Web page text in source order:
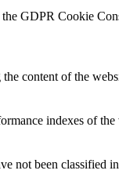
GDPR Cookie
content of the
indexes of
not been classified